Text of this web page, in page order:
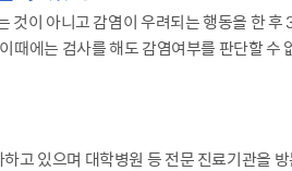
것이 아니고 감염이 우려되는 행동을 한
때에는 검사를 해도 감염여부를 판단할
고 있으며 대학병원 등 전문 진료기관을